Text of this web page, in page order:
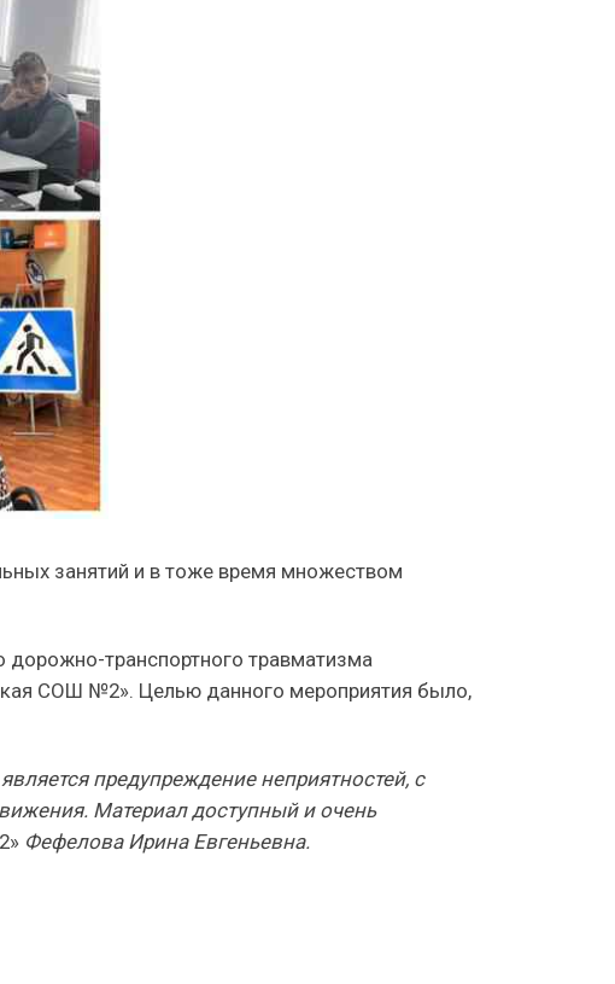
занятий и в тоже время множеством
дорожно-транспортного травматизма
СОШ №2». Целью данного мероприятия было,
предупреждение неприятностей, с
Материал доступный и очень
Фефелова Ирина Евгеньевна.